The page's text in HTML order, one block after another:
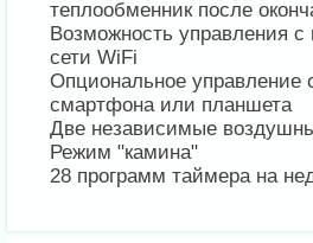
теплообменник после
Возможность управления с
сети WiFi
Опциональное
смартфона или планшета
Две независимые
Режим "камина"
28 программ таймера на